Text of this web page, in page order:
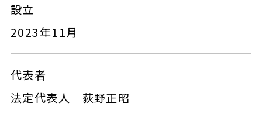
設立
2023年11月
代表者
法定代表人 荻野正昭